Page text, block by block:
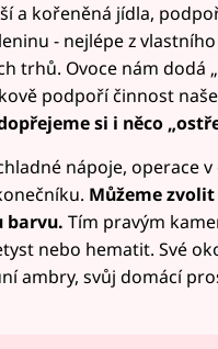
a kořeněná jídla,
- nejlépe z
trhů. Ovoce nám dodá
podpoří činnost
si i něco
nápoje, operace
Můžeme
barvu. Tím pravým
nebo hematit. Své
ambry, svůj domácí